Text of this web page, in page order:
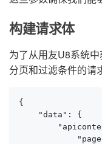
构建请求体
为了从用友U8系统
分页和过滤条件的请
{
    "data": {